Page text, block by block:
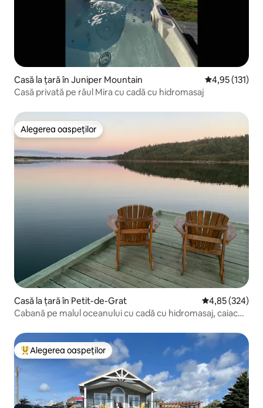
Casă la țară în Juniper Mountain Scor mediu
4,95 (131)
Casă privată pe râul Mira cu cadă cu hidromasaj
Alegerea oaspeților
Alegerea oaspeților
Casă la țară în Petit-de-Grat Scor mediu de
4,85 (324)
Cabană pe malul oceanului cu cadă cu hidromasaj, caiace,
Locuință din topul categoriei Alegerea oaspeților
Alegerea oaspeților